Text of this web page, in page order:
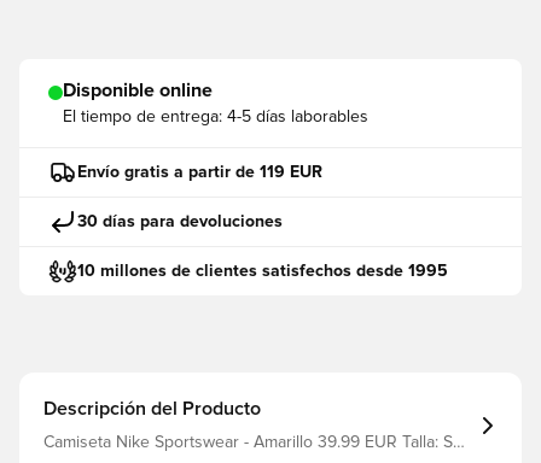
Disponible online
El tiempo de entrega: 4-5 días laborables
Envío gratis a partir de 119 EUR
30 días para devoluciones
10 millones de clientes satisfechos desde 1995
Descripción del Producto
Camiseta Nike Sportswear - Amarillo 39.99 EUR Talla: S